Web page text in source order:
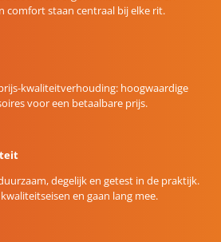
comfort staan centraal bij elke rit.
kwaliteitverhouding: hoogwaardige
voor een betaalbare prijs.
degelijk en getest in de praktijk.
en gaan lang mee.